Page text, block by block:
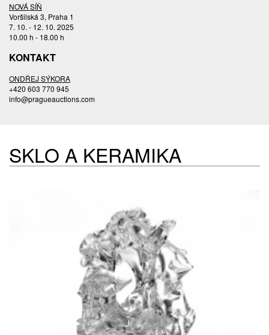
NOVÁ SÍŇ
Voršilská 3, Praha 1
7. 10. - 12. 10. 2025
10.00 h - 18.00 h
KONTAKT
ONDŘEJ SÝKORA
+420 603 770 945
info@pragueauctions.com
SKLO A KERAMIKA